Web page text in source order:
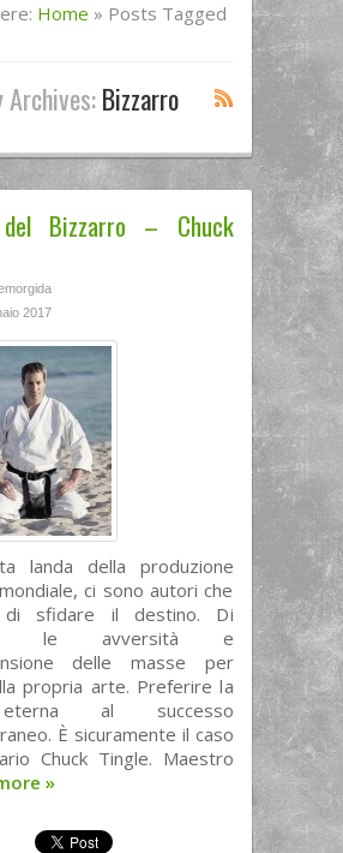
Home » Posts Tagged
Archives:Bizzarro
Bizzarro – Chuck
2017
landa della produzione
ci sono autori che
di sfidare il destino. Di
le avversità e
delle masse per
propria arte. Preferire la
al successo
È sicuramente il caso
Chuck Tingle. Maestro
»